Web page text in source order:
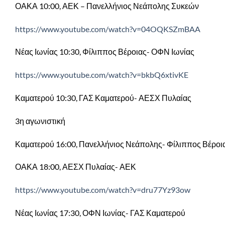
ΟΑΚΑ 10:00, ΑΕΚ – Πανελλήνιος Νεάπολης Συκεών
https://www.youtube.com/watch?v=04OQKSZmBAA
Νέας Ιωνίας 10:30, Φίλιππος Βέροιας- ΟΦΝ Ιωνίας
https://www.youtube.com/watch?v=bkbQ6xtivKE
Καματερού 10:30, ΓΑΣ Καματερού- ΑΕΣΧ Πυλαίας
3η αγωνιστική
Καματερού 16:00, Πανελλήνιος Νεάπολης- Φίλιππος
ΟΑΚΑ 18:00, ΑΕΣΧ Πυλαίας- ΑΕΚ
https://www.youtube.com/watch?v=dru77Yz93ow
Νέας Ιωνίας 17:30, ΟΦΝ Ιωνίας- ΓΑΣ Καματερού